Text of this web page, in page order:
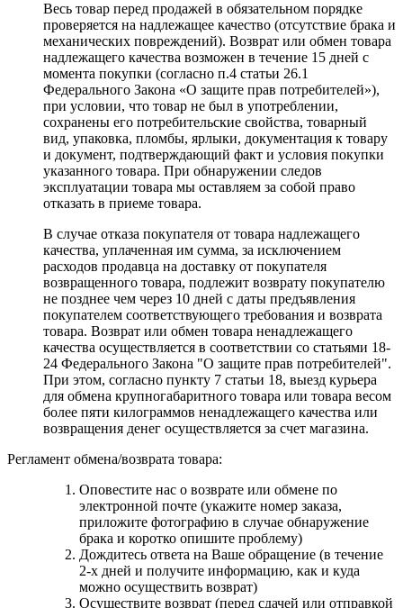
Весь товар перед продажей в обязательном порядке
проверяется на надлежащее качество (отсутствие брака и
механических повреждений). Возврат или обмен товара
надлежащего качества возможен в течение 15 дней с
момента покупки (согласно п.4 статьи 26.1
Федерального Закона «О защите прав потребителей»),
при условии, что товар не был в употреблении,
сохранены его потребительские свойства, товарный
вид, упаковка, пломбы, ярлыки, документация к товару
и документ, подтверждающий факт и условия покупки
указанного товара. При обнаружении следов
эксплуатации товара мы оставляем за собой право
отказать в приеме товара.
В случае отказа покупателя от товара надлежащего
качества, уплаченная им сумма, за исключением
расходов продавца на доставку от покупателя
возвращенного товара, подлежит возврату покупателю
не позднее чем через 10 дней с даты предъявления
покупателем соответствующего требования и возврата
товара. Возврат или обмен товара ненадлежащего
качества осуществляется в соответствии со статьями 18-
24 Федерального Закона "О защите прав потребителей".
При этом, согласно пункту 7 статьи 18, выезд курьера
для обмена крупногабаритного товара или товара весом
более пяти килограммов ненадлежащего качества или
возвращения денег осуществляется за счет магазина.
Регламент обмена/возврата товара:
Оповестите нас о возврате или обмене по
электронной почте (укажите номер заказа,
приложите фотографию в случае обнаружение
брака и коротко опишите проблему)
Дождитесь ответа на Ваше обращение (в течение
2-х дней и получите информацию, как и куда
можно осуществить возврат)
Осуществите возврат (перед сдачей или отправкой